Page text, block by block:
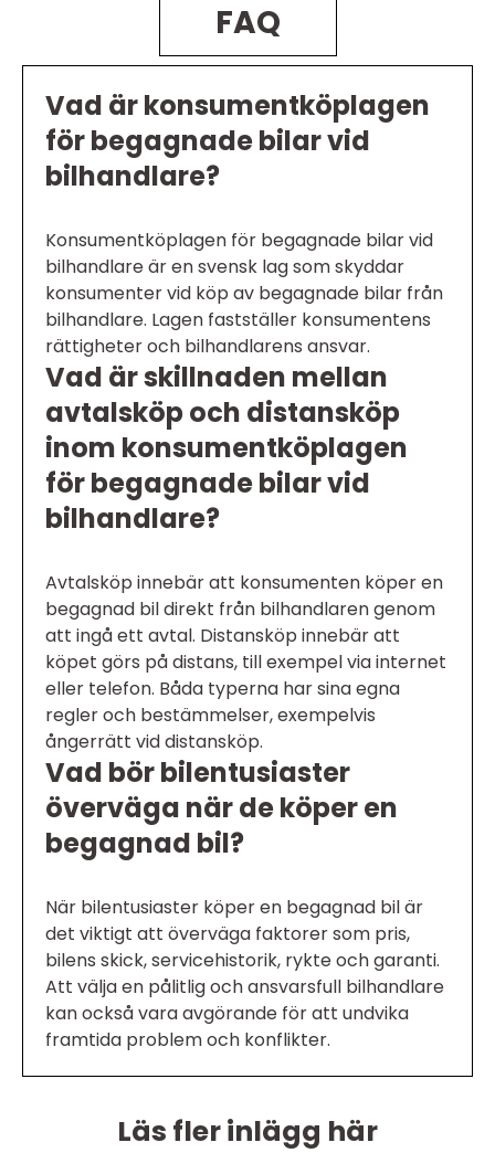
FAQ
Vad är konsumentköplagen
för begagnade bilar vid
bilhandlare?
Konsumentköplagen för begagnade bilar vid
bilhandlare är en svensk lag som skyddar
konsumenter vid köp av begagnade bilar från
bilhandlare. Lagen fastställer konsumentens
rättigheter och bilhandlarens ansvar.
Vad är skillnaden mellan
avtalsköp och distansköp
inom konsumentköplagen
för begagnade bilar vid
bilhandlare?
Avtalsköp innebär att konsumenten köper en
begagnad bil direkt från bilhandlaren genom
att ingå ett avtal. Distansköp innebär att
köpet görs på distans, till exempel via internet
eller telefon. Båda typerna har sina egna
regler och bestämmelser, exempelvis
ångerrätt vid distansköp.
Vad bör bilentusiaster
överväga när de köper en
begagnad bil?
När bilentusiaster köper en begagnad bil är
det viktigt att överväga faktorer som pris,
bilens skick, servicehistorik, rykte och garanti.
Att välja en pålitlig och ansvarsfull bilhandlare
kan också vara avgörande för att undvika
framtida problem och konflikter.
Läs fler inlägg här